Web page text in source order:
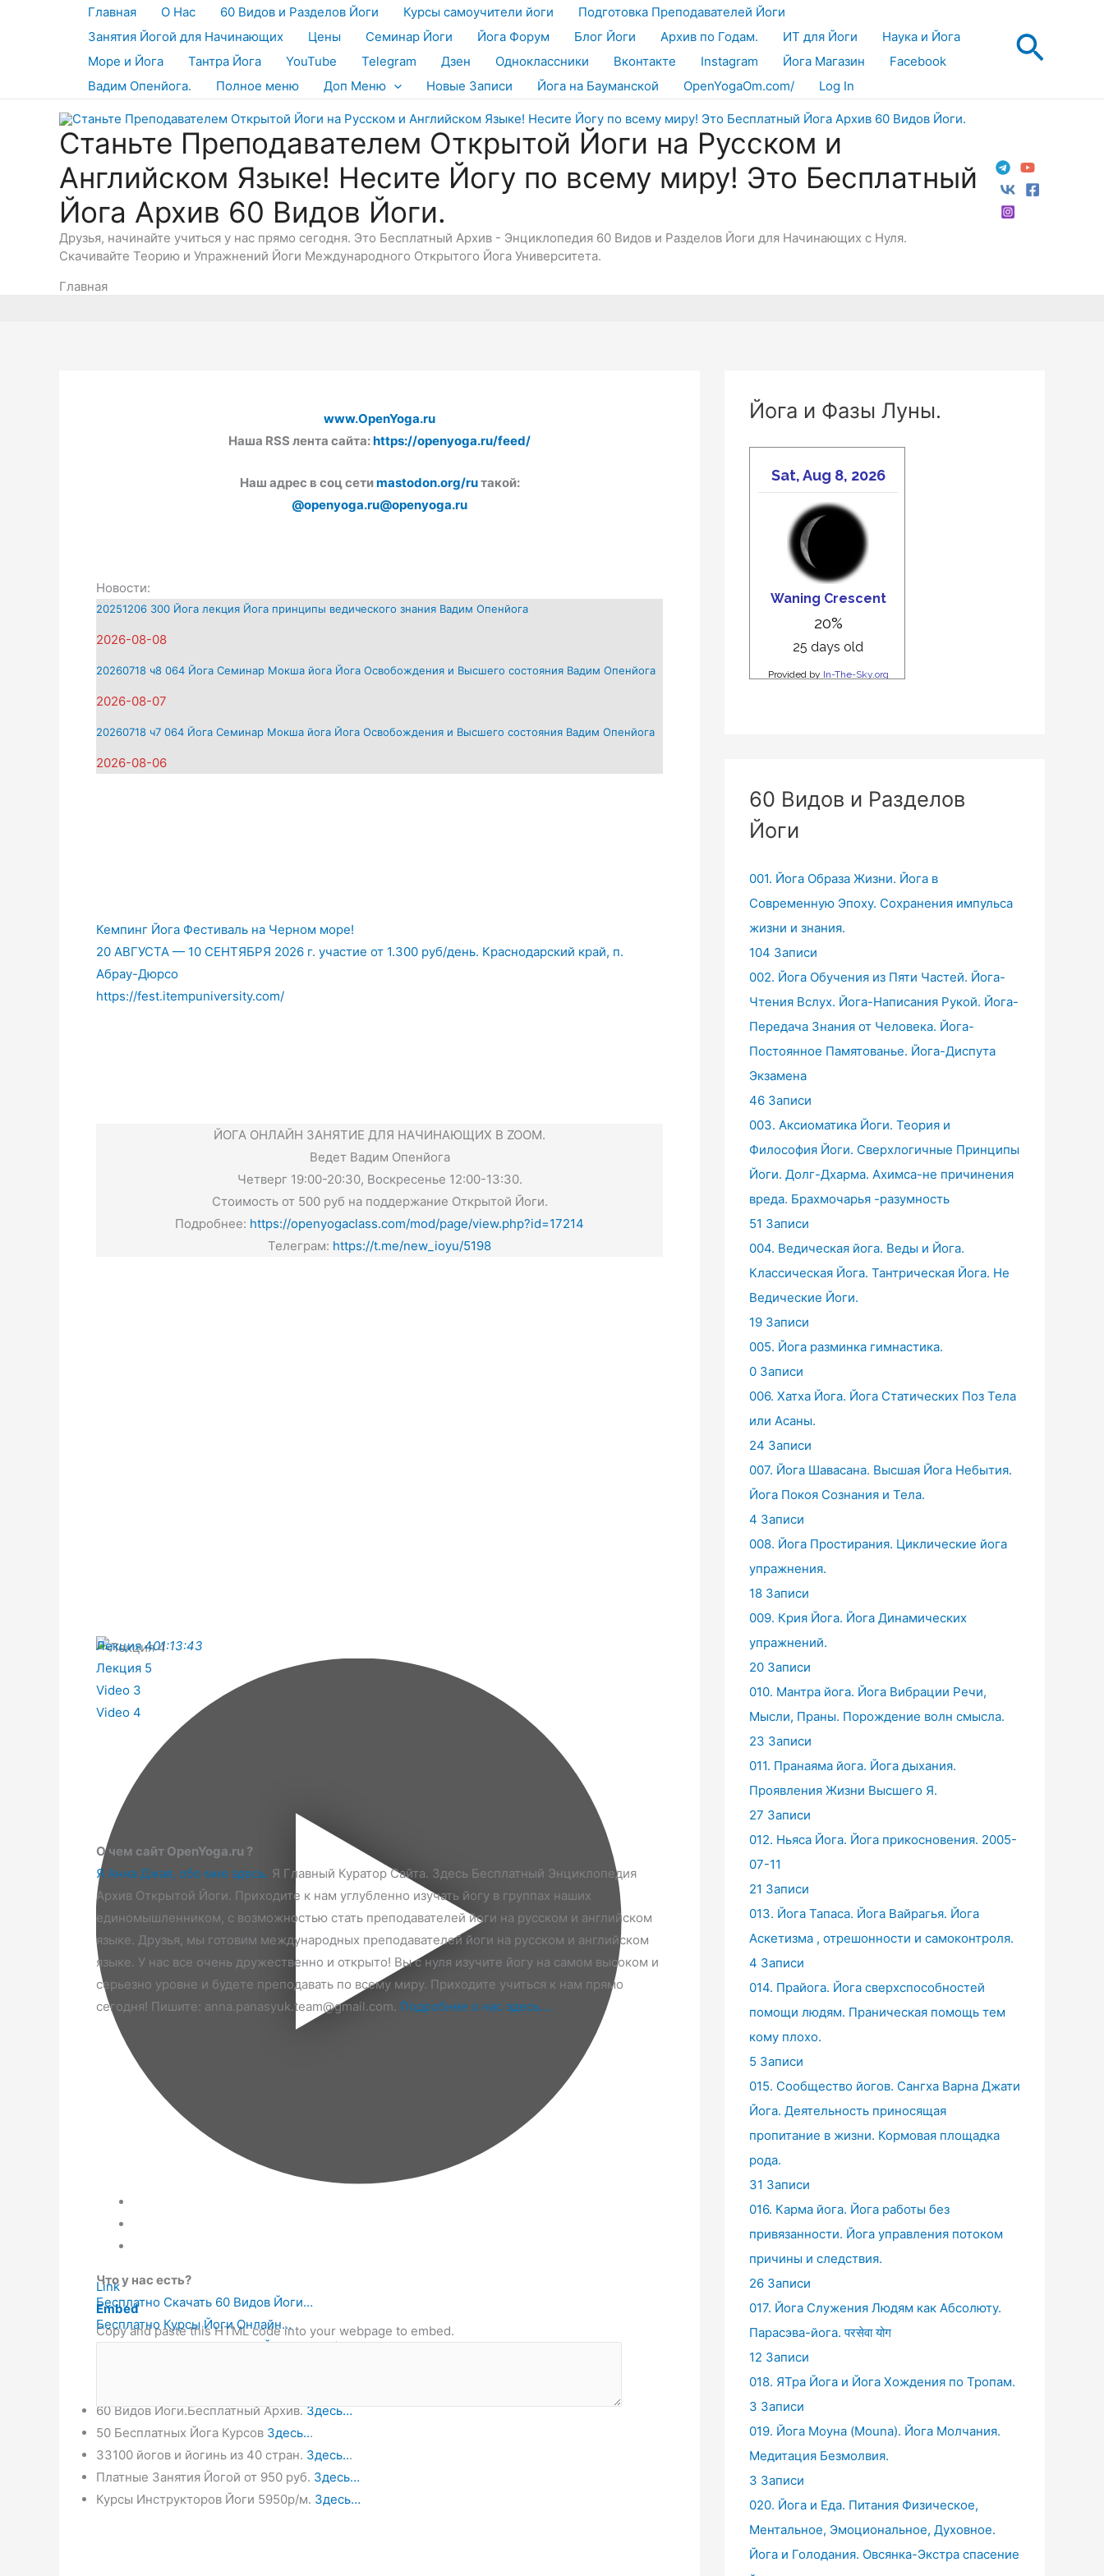
Главная О Нас 60 Видов и Разделов Йоги Курсы самоучители йоги
Подготовка Преподавателей Йоги
Занятия Йогой для Начинающих
Цены Семинар Йоги Йога Форум Блог Йоги Архив по Годам. ИТ для Йоги
Наука и Йога
Море и Йога
Тантра Йога YouTube Telegram Дзен Одноклассники Вконтакте Instagram Йога Магазин
Facebook
Вадим Опенйога.
Полное меню Доп Меню Новые Записи Йога на Бауманской OpenYogaOm.com/ Log In
Станьте Преподавателем Открытой Йоги на Русском и
Английском Языке! Несите Йогу по всему миру! Это Бесплатный
Йога Архив 60 Видов Йоги.
Друзья, начинайте учиться у нас прямо сегодня. Это Бесплатный Архив - Энциклопедия 60 Видов и Разделов Йоги для Начинающих с Нуля.
Скачивайте Теорию и Упражнений Йоги Международного Открытого Йога Университета.
Главная
www.OpenYoga.ru
Наша RSS лента сайта:https://openyoga.ru/feed/
Наш адрес в соц сетиmastodon.org/ruтакой:
@openyoga.ru@openyoga.ru
Новости:
20251206 300 Йога лекция Йога принципы ведического знания Вадим Опенйога
2026-08-08
20260718 ч8 064 Йога Семинар Мокша йога Йога Освобождения и Высшего состояния Вадим Опенйога
2026-08-07
20260718 ч7 064 Йога Семинар Мокша йога Йога Освобождения и Высшего состояния Вадим Опенйога
2026-08-06
Кемпинг Йога Фестиваль на Черном море!
20 АВГУСТА — 10 СЕНТЯБРЯ 2026 г. участие от 1.300 руб/день. Краснодарский край, п.
Абрау-Дюрсо
https://fest.itempuniversity.com/
ЙОГА ОНЛАЙН ЗАНЯТИЕ ДЛЯ НАЧИНАЮЩИХ В ZOOM.
Ведет Вадим Опенйога
Четверг 19:00-20:30, Воскресенье 12:00-13:30.
Стоимость от 500 руб на поддержание Открытой Йоги.
Подробнее: https://openyogaclass.com/mod/page/view.php?id=17214
Телеграм: https://t.me/new_ioyu/5198
Link
Embed
Copy and paste this HTML code into your webpage to embed.
Лекция 401:13:43
Лекция 5
Video 3
Video 4
О чем сайт OpenYoga.ru ?
Я Анна Джая, обо мне здесь. Я Главный Куратор Сайта. Здесь Бесплатный Энциклопедия
Архив Открытой Йоги. Приходите к нам углубленно изучать йогу в группах наших
единомышленником, с возможностью стать преподавателей йоги на русском и английском
языке. Друзья, мы готовим международных преподавателей йоги на русском и английском
языке. У нас все очень дружественно и открыто! Вы с нуля изучите йогу на самом высоком и
серьезно уровне и будете преподавать по всему миру. Приходите учиться к нам прямо
сегодня! Пишите: anna.panasyuk.team@gmail.com. Подробнее о нас здесь….
Что у нас есть?
Бесплатно Скачать 60 Видов Йоги…
Бесплатно Курсы Йоги Онлайн…
Платно Курс Инструкторов Йоги 6950р/м…
60 Видов Йоги.Бесплатный Архив.Здесь…
50 Бесплатных Йога Курсов Здесь...
33100 йогов и йогинь из 40 стран. Здесь...
Платные Занятия Йогой от 950 руб. Здесь…
Курсы Инструкторов Йоги 5950р/м. Здесь…
Йога и Фазы Луны.
60 Видов и Разделов
Йоги
001. Йога Образа Жизни. Йога в
Современную Эпоху. Сохранения импульса
жизни и знания.
104 Записи
002. Йога Обучения из Пяти Частей. Йога-
Чтения Вслух. Йога-Написания Рукой. Йога-
Передача Знания от Человека. Йога-
Постоянное Памятованье. Йога-Диспута
Экзамена
46 Записи
003. Аксиоматика Йоги. Теория и
Философия Йоги. Сверхлогичные Принципы
Йоги. Долг-Дхарма. Ахимса-не причинения
вреда. Брахмочарья -разумность
51 Записи
004. Ведическая йога. Веды и Йога.
Классическая Йога. Тантрическая Йога. Не
Ведические Йоги.
19 Записи
005. Йога разминка гимнастика.
0 Записи
006. Хатха Йога. Йога Статических Поз Тела
или Асаны.
24 Записи
007. Йога Шавасана. Высшая Йога Небытия.
Йога Покоя Сознания и Тела.
4 Записи
008. Йога Простирания. Циклические йога
упражнения.
18 Записи
009. Крия Йога. Йога Динамических
упражнений.
20 Записи
010. Мантра йога. Йога Вибрации Речи,
Мысли, Праны. Порождение волн смысла.
23 Записи
011. Пранаяма йога. Йога дыхания.
Проявления Жизни Высшего Я.
27 Записи
012. Ньяса Йога. Йога прикосновения. 2005-
07-11
21 Записи
013. Йога Тапаса. Йога Вайрагья. Йога
Аскетизма , отрешонности и самоконтроля.
4 Записи
014. Прайога. Йога сверхспособностей
помощи людям. Праническая помощь тем
кому плохо.
5 Записи
015. Сообщество йогов. Сангха Варна Джати
Йога. Деятельность приносящая
пропитание в жизни. Кормовая площадка
рода.
31 Записи
016. Карма йога. Йога работы без
привязанности. Йога управления потоком
причины и следствия.
26 Записи
017. Йога Служения Людям как Абсолюту.
Парасэва-йога. परसेवा योग
12 Записи
018. ЯТра Йога и Йога Хождения по Тропам.
3 Записи
019. Йога Моуна (Mouna). Йога Молчания.
Медитация Безмолвия.
3 Записи
020. Йога и Еда. Питания Физическое,
Ментальное, Эмоциональное, Духовное.
Йога и Голодания. Овсянка-Экстра спасение